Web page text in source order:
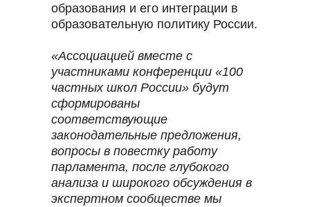
образования и его интеграции в
образовательную политику России.
«Ассоциацией вместе с
участниками конференции «100
частных школ России» будут
сформированы
соответствующие
законодательные предложения,
вопросы в повестку работу
парламента, после глубокого
анализа и широкого обсуждения в
экспертном сообществе мы